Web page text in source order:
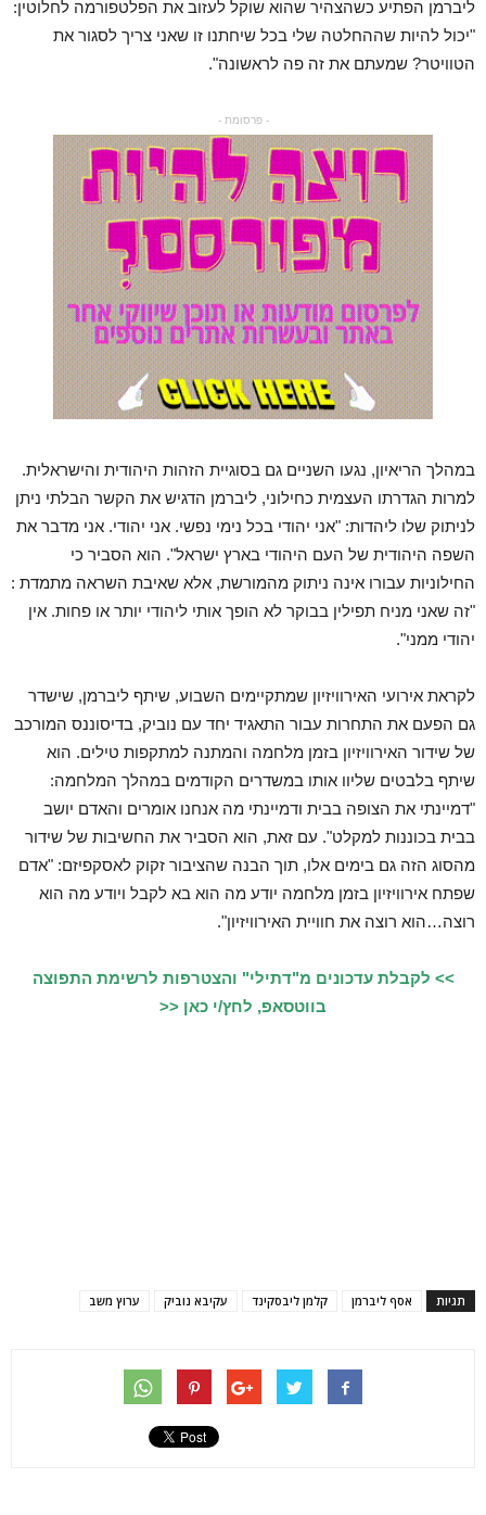
ליברמן הפתיע כשהצהיר שהוא שוקל לעזוב את הפלטפורמה לחלוטין:
"יכול להיות שההחלטה שלי בכל שיחתנו זו שאני צריך לסגור את
הטוויטר? שמעתם את זה פה לראשונה".
- פרסומת -
במהלך הריאיון, נגעו השניים גם בסוגיית הזהות היהודית והישראלית.
למרות הגדרתו העצמית כחילוני, ליברמן הדגיש את הקשר הבלתי ניתן
לניתוק שלו ליהדות: "אני יהודי בכל נימי נפשי. אני יהודי. אני מדבר את
השפה היהודית של העם היהודי בארץ ישראל". הוא הסביר כי
החילוניות עבורו אינה ניתוק מהמורשת, אלא שאיבת השראה מתמדת :
"זה שאני מניח תפילין בבוקר לא הופך אותי ליהודי יותר או פחות. אין
יהודי ממני".
לקראת אירועי האירוויזיון שמתקיימים השבוע, שיתף ליברמן, שישדר
גם הפעם את התחרות עבור התאגיד יחד עם נוביק, בדיסוננס המורכב
של שידור האירוויזיון בזמן מלחמה והמתנה למתקפות טילים. הוא
שיתף בלבטים שליוו אותו במשדרים הקודמים במהלך המלחמה:
"דמיינתי את הצופה בבית ודמיינתי מה אנחנו אומרים והאדם יושב
בבית בכוננות למקלט". עם זאת, הוא הסביר את החשיבות של שידור
מהסוג הזה גם בימים אלו, תוך הבנה שהציבור זקוק לאסקפיזם: "אדם
שפתח אירוויזיון בזמן מלחמה יודע מה הוא בא לקבל ויודע מה הוא
רוצה…הוא רוצה את חוויית האירוויזיון".
>> לקבלת עדכונים מ"דתילי" והצטרפות לרשימת התפוצה
בווטסאפ, לחץ/י כאן <<
תגיות אסף ליברמן קלמן ליבסקינד עקיבא נוביק ערוץ משב